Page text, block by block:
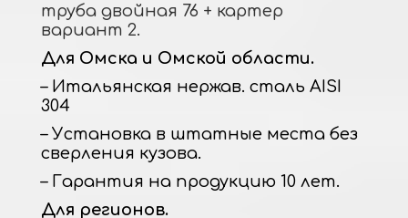
труба двойная 76 + картер
вариант 2.
Для Омска и Омской области.
– Итальянская нержав. сталь AISI
304
– Установка в штатные места без
сверления кузова.
– Гарантия на продукцию 10 лет.
Для регионов.